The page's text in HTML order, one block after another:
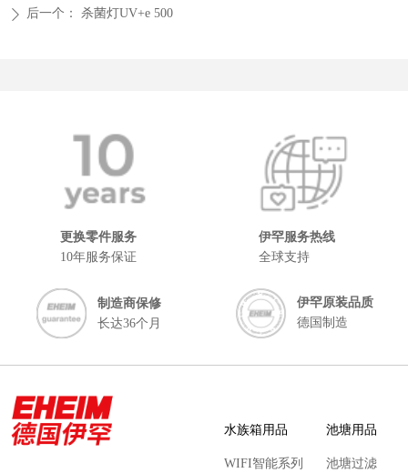
ꄲ 后一个： 杀菌灯UV+e 500
更换零件服务
10年服务保证
伊罕服务热线
全球支持
制造商保修
长达36个月
伊罕原装品质
德国制造
水族箱用品
WIFI智能系列
池塘用品
池塘过滤